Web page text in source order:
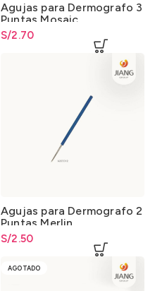
Agujas para Dermografo 3
Puntas Mosaic
S/2.70
Agujas para Dermografo 2
Puntas Merlin
S/2.50
AGOTADO